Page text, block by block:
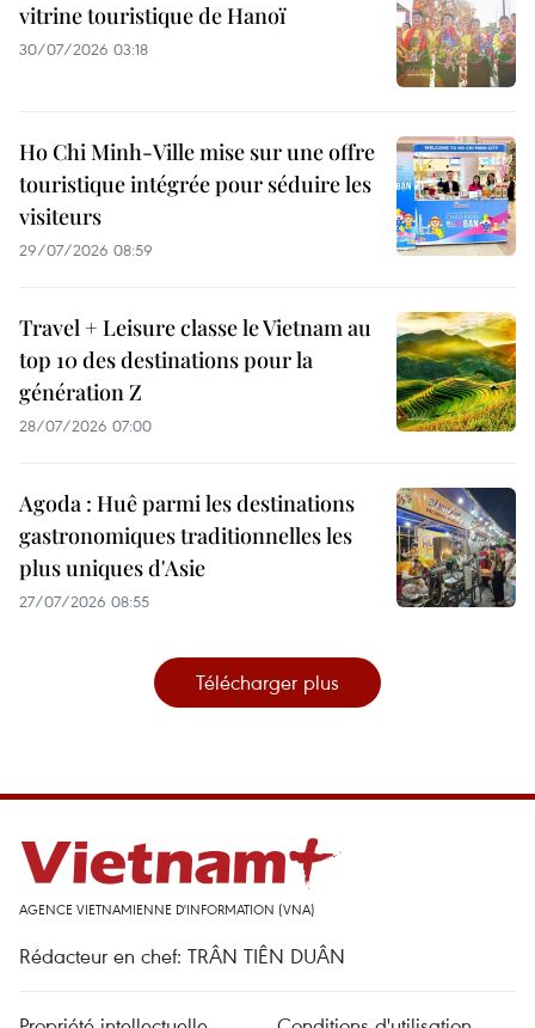
vitrine touristique de Hanoï
30/07/2026 03:18
Ho Chi Minh-Ville mise sur une offre
touristique intégrée pour séduire les
visiteurs
29/07/2026 08:59
Travel + Leisure classe le Vietnam au
top 10 des destinations pour la
génération Z
28/07/2026 07:00
Agoda : Huê parmi les destinations
gastronomiques traditionnelles les
plus uniques d'Asie
27/07/2026 08:55
Télécharger plus
AGENCE VIETNAMIENNE D'INFORMATION (VNA)
Rédacteur en chef: TRÂN TIÊN DUÂN